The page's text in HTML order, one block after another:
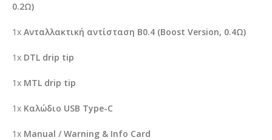
0.2Ω)
1x Ανταλλακτική αντίσταση B0.4 (Boost Version, 0.4Ω)
1x DTL drip tip
1x MTL drip tip
1x Καλώδιο USB Type-C
1x Manual / Warning & Info Card